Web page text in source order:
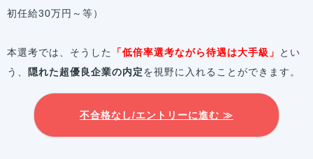
初任給30万円～等）
本選考では、そうした 「低倍率選考ながら待遇は大手級」
とい
う、
隠れた超優良企業の内定を視野に入れることができます。
不合格なし/エントリーに進む ≫